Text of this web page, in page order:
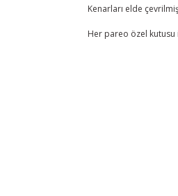
Kenarları elde
Her pareo özel